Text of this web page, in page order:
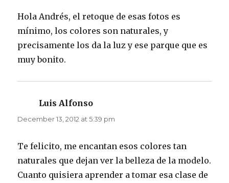
Hola Andrés, el retoque de esas fotos es
mínimo, los colores son naturales, y
precisamente los da la luz y ese parque que es
muy bonito.
Luis Alfonso
December 13, 2012 at 5:39 pm
Te felicito, me encantan esos colores tan
naturales que dejan ver la belleza de la modelo.
Cuanto quisiera aprender a tomar esa clase de